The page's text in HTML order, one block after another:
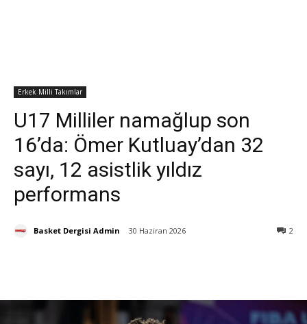
Erkek Milli Takımlar
U17 Milliler namağlup son
16’da: Ömer Kutluay’dan 32
sayı, 12 asistlik yıldız
performans
Basket Dergisi Admin 30 Haziran 2026 2